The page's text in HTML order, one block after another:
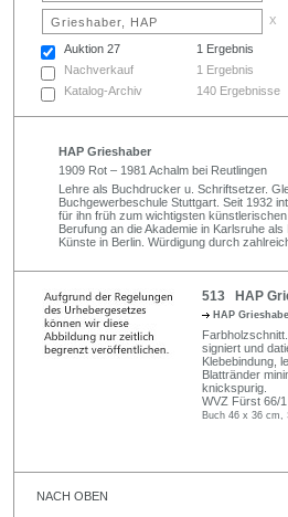
x
Auktion 27
1 Ergebnis
Nachverkauf
1 Ergebnis
Katalog-Archiv
140 Ergebnisse
HAP Grieshaber
1909 Rot – 1981 Achalm bei Reutlingen
Lehre als Buchdrucker u. Schriftsetzer.
Buchgewerbeschule Stuttgart. Seit 1932
für ihn früh zum wichtigsten
Berufung an die Akademie in Karlsruhe
Künste in Berlin. Würdigung durch
513 HAP
HAP
signiert und
Klebebindung,
Blattränder
knickspurig.
WVZ Fürst 66/
Buch 46 x 36
NACH OBEN